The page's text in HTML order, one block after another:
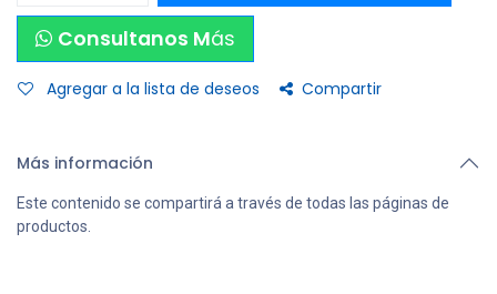
Consultanos Más
Agregar a la lista de deseos Compartir
Más información
Este contenido se compartirá a través de todas las páginas de
productos.